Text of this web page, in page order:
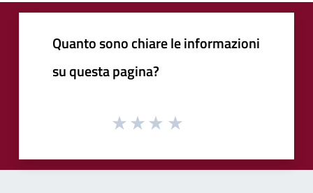
Quanto sono chiare le informazioni
su questa pagina?